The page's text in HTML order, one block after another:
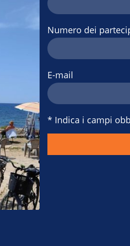
Numero dei
E-mail
* Indica i campi